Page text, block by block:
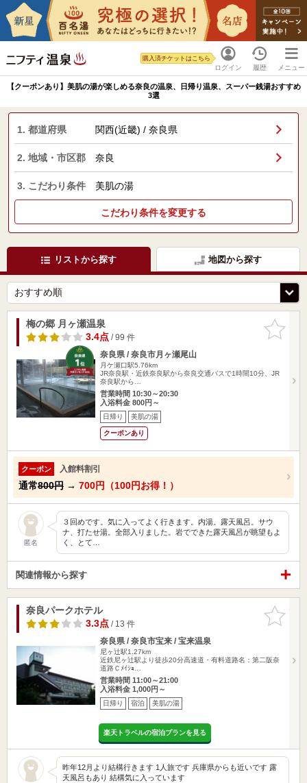
ログイン
購入済チケットはこちら
履歴 メニュー
【クーポンあり】美肌の湯が楽しめる奈良の温泉、日帰り温泉、スーパー銭湯おすすめ
3選
1. 都道府県 関西(近畿) / 奈良県
2. 地域・市区郡 奈良
3. こだわり条件 美肌の湯
こだわり条件を変更する
リストから探す 地図から探す
お気に入
りに追加
梅の郷 月ヶ瀬温泉
3.4点/ 99 件
奈良県 / 奈良市月ヶ瀬尾山
月ケ瀬口駅5.76km
JR奈良駅・近鉄奈良駅から奈良交通バスで1時間10分、JR
奈良駅から…
営業時間 10:30～20:30
入浴料金 800円～
日帰り 美肌の湯
クーポンあり
クーポン 入館料割引
通常800円 → 700円（100円お得！）
匿名
３回めです。気に入ってよく行きます。内湯。露天風呂。サウ
ナ、打たせ湯。全部入りました。岩でできた露天風呂が眺望もよ
く、とて…
関連情報から探す
お気に入
りに追加
奈良パークホテル
3.3点/ 13 件
奈良県 / 奈良市宝来 / 宝来温泉
尼ヶ辻駅1.27km
近鉄尼ヶ辻駅より徒歩20分高速道・有料道路名：第二阪奈
道路Ｃﾒｲｼｮ…
営業時間 11:00～21:00
入浴料金 1,000円～
日帰り 宿泊 美肌の湯
楽天トラベルの宿泊プランを見る
昨年12月より結構行きます 1人旅です 兵庫県からも近いです 露
天風呂もあり 結構気に入っています